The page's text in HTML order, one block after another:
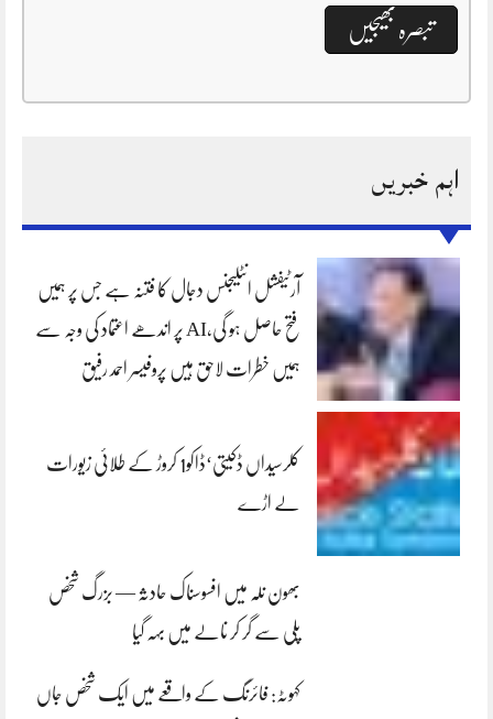
اہم خبریں
آرٹیفشل انٹلیجنس دجال کا فتنہ ہے جس پر ہمیں
فتح حاصل ہو گی،AI پر اندھے اعتماد کی وجہ سے
ہمیں خطرات لاحق ہیں پروفیسر احمد رفیق
کلرسیداں ڈکیتی‘ڈاکو1 کروڑ کے طلائی زیورات
لے اڑے
بھون نلہ میں افسوسناک حادثہ — بزرگ شخص
پلی سے گر کر نالے میں بہہ گیا
کہوٹہ: فائرنگ کے واقعے میں ایک شخص جاں